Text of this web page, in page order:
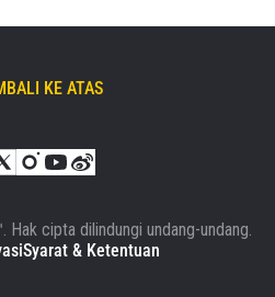
KE ATAS
cipta dilindungi undang-undang.
Syarat & Ketentuan